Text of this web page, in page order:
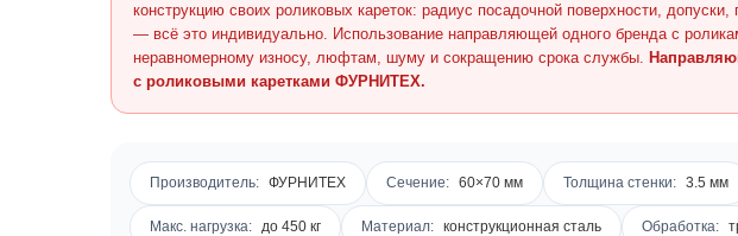
конструкцию своих роликовых кареток: радиус посадочной поверхности, допуски,
— всё это индивидуально. Использование направляющей одного бренда с
неравномерному износу, люфтам, шуму и сокращению срока службы.
с роликовыми каретками ФУРНИТЕХ.
Производитель: ФУРНИТЕХ Сечение: 60×70 мм Толщина стенки: 3.5 мм
Макс. нагрузка: до 450 кг Материал: конструкционная сталь Обработка: